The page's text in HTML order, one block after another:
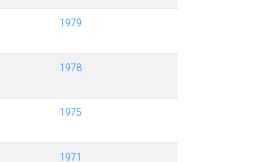
1979
1978
1975
1971